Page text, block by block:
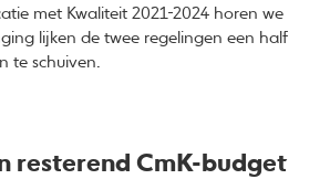
met Kwaliteit 2021-2024 horen we
lijken de twee regelingen een half
te schuiven.
resterend CmK-budget